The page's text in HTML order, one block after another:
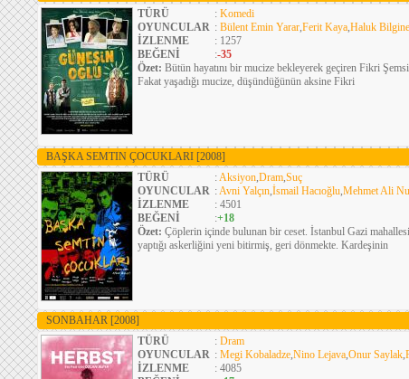
TÜRÜ
: Komedi
OYUNCULAR : Bülent Emin Yarar,Ferit Kaya,Haluk
İZLENME
: 1257
BEĞENİ
:-35
Özet: Bütün hayatını bir mucize bekleyerek geçiren Fikri
Fakat yaşadığı mucize, düşündüğünün aksine Fikri
BAŞKA SEMTIN ÇOCUKLARI [2008]
TÜRÜ
:Aksiyon,Dram,Suç
OYUNCULAR :Avni Yalçın,İsmail Hacıoğlu,Mehmet Ali
İZLENME
: 4501
BEĞENİ
:+18
Özet: Çöplerin içinde bulunan bir ceset. İstanbul Gazi
yaptığı askerliğini yeni bitirmiş, geri dönmekte. Kardeşinin
SONBAHAR [2008]
TÜRÜ
: Dram
OYUNCULAR : Megi Kobaladze,Nino Lejava,Onur Saylak,
İZLENME
: 4085